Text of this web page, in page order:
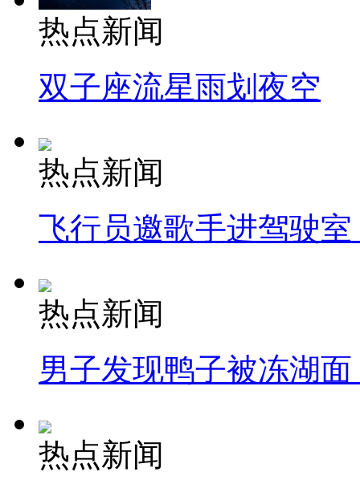
热点新闻
双子座流星雨划夜空
热点新闻
飞行员邀歌手进驾驶
热点新闻
男子发现鸭子被冻湖
热点新闻